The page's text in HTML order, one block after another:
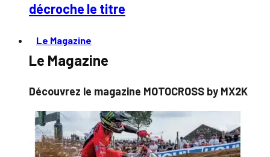
décroche le titre
Le Magazine
Le Magazine
Découvrez le magazine MOTOCROSS by MX2K